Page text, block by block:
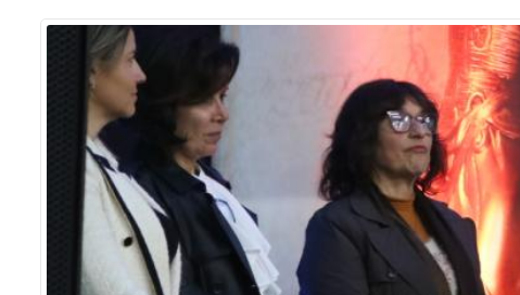
Sementes
INTEC
Laboratório
- INTEC
NPJ